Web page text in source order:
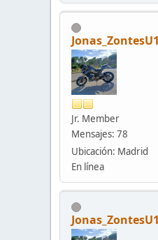
Jr. Member
Mensajes: 78
Ubicación: Madrid
En línea